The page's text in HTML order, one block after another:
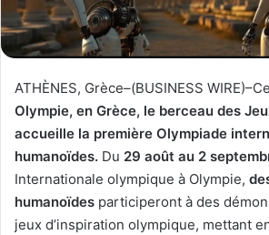
ATHÈNES, Grèce–(BUSINESS
Olympie, en Grèce, le berceau des
accueille la première Olympiade
humanoïdes. Du 29 août au 2
Internationale olympique à Olympie,
humanoïdes participeront à des
jeux d’inspiration olympique, mettant